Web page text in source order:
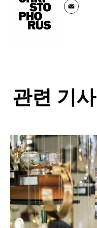
관련 기사